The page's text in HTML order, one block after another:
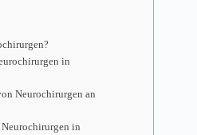
in
Neurochirurgen an
in